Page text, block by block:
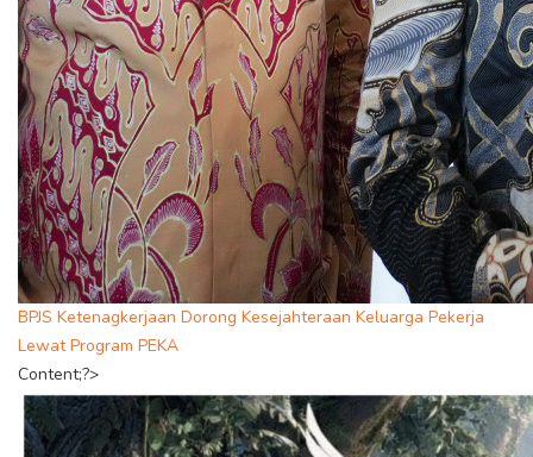
BPJS Ketenagkerjaan Dorong Kesejahteraan Keluarga Pekerja
Lewat Program PEKA
Content;?>